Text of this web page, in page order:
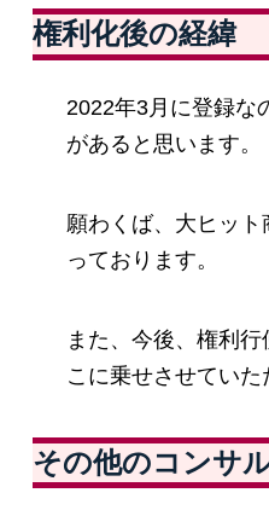
権利化後の経緯
2022年3月に登録な
があると思います。
願わくば、大ヒッ
っております。
また、今後、権利
こに乗せさせていた
その他のコンサ